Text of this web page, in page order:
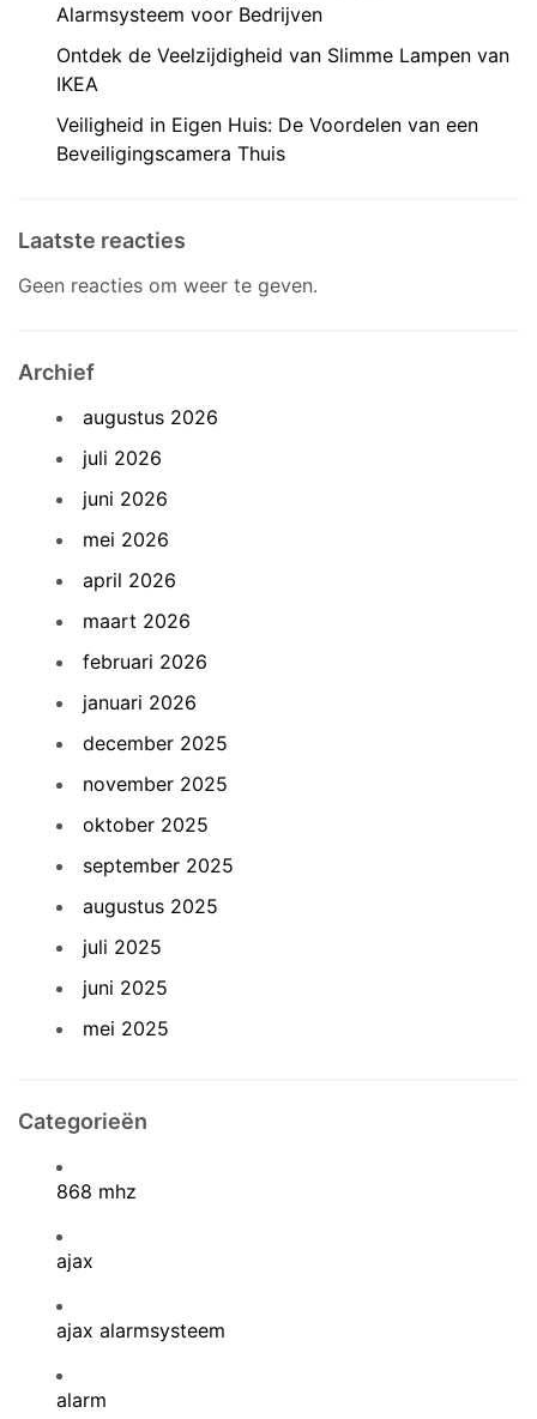
Alarmsysteem voor Bedrijven
Ontdek de Veelzijdigheid van Slimme Lampen van
IKEA
Veiligheid in Eigen Huis: De Voordelen van een
Beveiligingscamera Thuis
Laatste reacties
Geen reacties om weer te geven.
Archief
augustus 2026
juli 2026
juni 2026
mei 2026
april 2026
maart 2026
februari 2026
januari 2026
december 2025
november 2025
oktober 2025
september 2025
augustus 2025
juli 2025
juni 2025
mei 2025
Categorieën
868 mhz
ajax
ajax alarmsysteem
alarm